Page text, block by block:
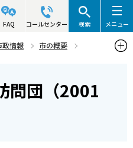
FAQ コールセンター 検索 メニュー
政情報
市の概要
シントン州）
問団（2001